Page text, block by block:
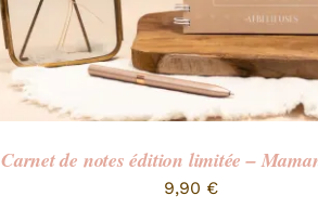
Carnet de notes édition limitée –
9,90 €